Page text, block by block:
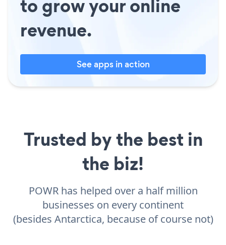
to grow your online
revenue.
See apps in action
Trusted by the best in
the biz!
POWR has helped over a half million
businesses on every continent
(besides Antarctica, because of course not)